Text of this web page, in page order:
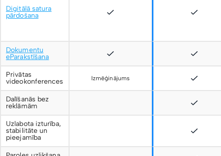
Digitālā satura
pārdošana
Dokumentu
eParakstīšana
Privātas
videokonferences
Izmēģinājums
Dalīšanās bez
reklāmām
Uzlabota izturība,
stabilitāte un
pieejamība